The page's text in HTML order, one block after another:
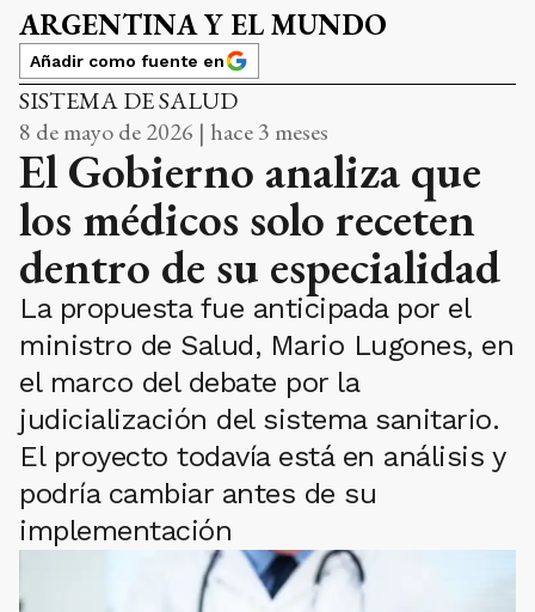
ARGENTINA Y EL MUNDO
Añadir como fuente en
SISTEMA DE SALUD
8 de mayo de 2026 | hace 3 meses
El Gobierno analiza que
los médicos solo receten
dentro de su especialidad
La propuesta fue anticipada por el
ministro de Salud, Mario Lugones, en
el marco del debate por la
judicialización del sistema sanitario.
El proyecto todavía está en análisis y
podría cambiar antes de su
implementación